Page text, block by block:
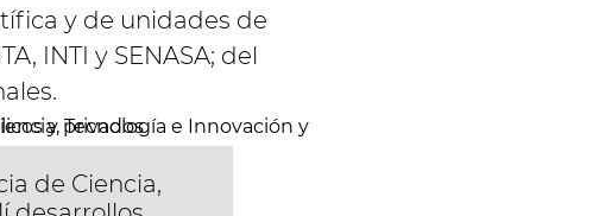
y de unidades de
INTI y SENASA; del
de Ciencia,